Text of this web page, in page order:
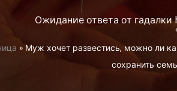
Ожидание ответа от
» Муж хочет развестись, можно ли
сохранить